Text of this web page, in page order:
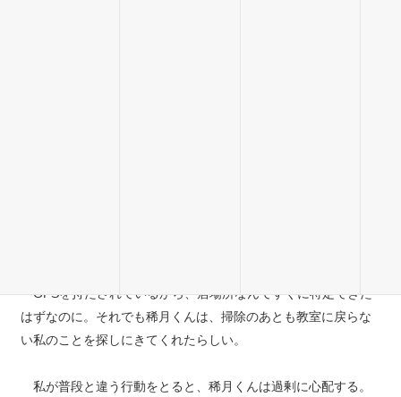
GPSを持たされているから、居場所なんてすぐに特定できた
はずなのに。それでも稀月くんは、掃除のあとも教室に戻らな
い私のことを探しにきてくれたらしい。
私が普段と違う行動をとると、稀月くんは過剰に心配する。